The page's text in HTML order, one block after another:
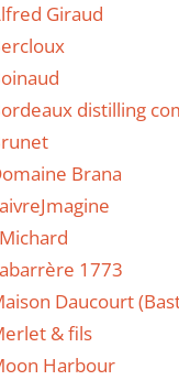
Giraud
distilling
Brana
1773
Daucourt
& fils
Harbour